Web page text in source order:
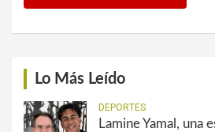
Lo Más Leído
DEPORTES
Lamine Yamal, una